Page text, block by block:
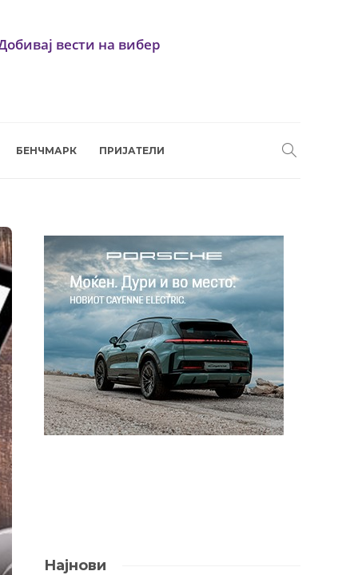
вести на вибер
БЕНЧМАРК ПРИЈАТЕЛИ
Најнови